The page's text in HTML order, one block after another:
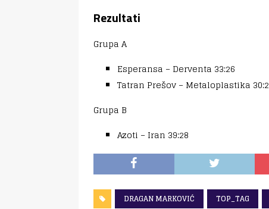
Rezultati
Grupa A
Esperansa – Derventa 33:26
Tatran Prešov – Metaloplastika
Grupa B
Azoti – Iran 39:28
DRAGAN MARKOVIĆ TOP_TAG